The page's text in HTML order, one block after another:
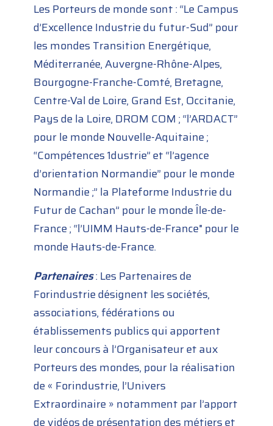
Les Porteurs de monde sont : “Le Campus
d’Excellence Industrie du futur-Sud” pour
les mondes Transition Energétique,
Méditerranée, Auvergne-Rhône-Alpes,
Bourgogne-Franche-Comté, Bretagne,
Centre-Val de Loire, Grand Est, Occitanie,
Pays de la Loire, DROM COM ; “l’ARDACT”
pour le monde Nouvelle-Aquitaine ;
“Compétences 1dustrie” et “l’agence
d’orientation Normandie” pour le monde
Normandie ;” la Plateforme Industrie du
Futur de Cachan” pour le monde Île-de-
France ; “l’UIMM Hauts-de-France" pour le
monde Hauts-de-France.
Partenaires: Les Partenaires de
Forindustrie désignent les sociétés,
associations, fédérations ou
établissements publics qui apportent
leur concours à l’Organisateur et aux
Porteurs des mondes, pour la réalisation
de « Forindustrie, l’Univers
Extraordinaire » notamment par l’apport